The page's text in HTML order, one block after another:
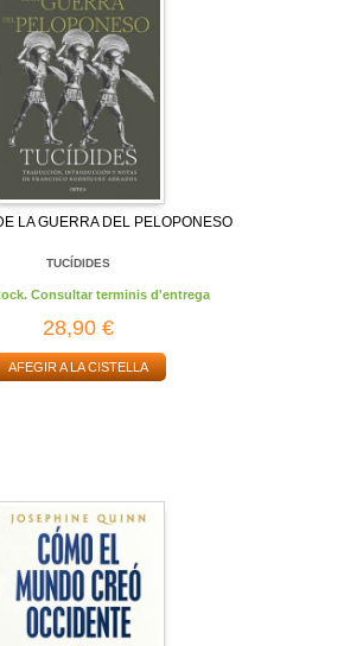
LA GUERRA DEL PELOPONESO
TUCÍDIDES
Consultar terminis d'entrega
28,90 €
AFEGIR A LA CISTELLA